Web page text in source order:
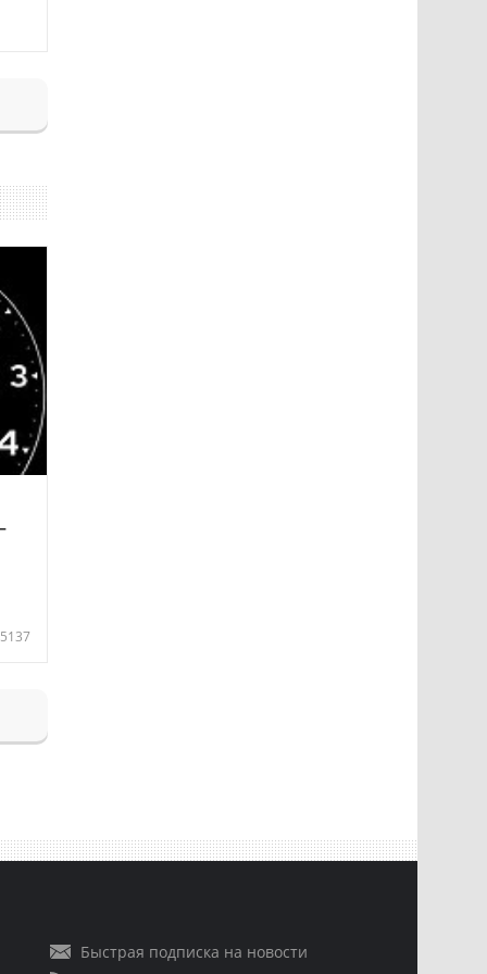
5137
Быстрая подписка на новости